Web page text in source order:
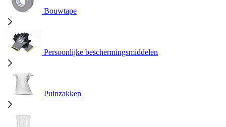
Bouwtape
Persoonlijke beschermingsmiddelen
Puinzakken